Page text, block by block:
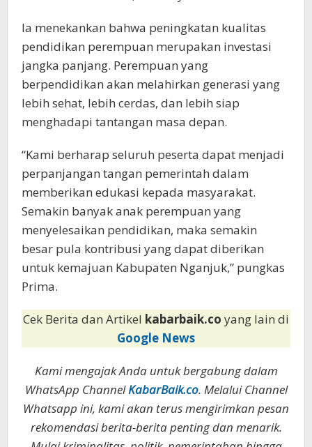
Ia menekankan bahwa peningkatan kualitas
pendidikan perempuan merupakan investasi
jangka panjang. Perempuan yang
berpendidikan akan melahirkan generasi yang
lebih sehat, lebih cerdas, dan lebih siap
menghadapi tantangan masa depan.
“Kami berharap seluruh peserta dapat menjadi
perpanjangan tangan pemerintah dalam
memberikan edukasi kepada masyarakat.
Semakin banyak anak perempuan yang
menyelesaikan pendidikan, maka semakin
besar pula kontribusi yang dapat diberikan
untuk kemajuan Kabupaten Nganjuk,” pungkas
Prima.
Cek Berita dan Artikel kabarbaik.co yang lain di
Google News
Kami mengajak Anda untuk bergabung dalam
WhatsApp ChannelKabarBaik.co. Melalui Channel
Whatsapp ini, kami akan terus mengirimkan pesan
rekomendasi berita-berita penting dan menarik.